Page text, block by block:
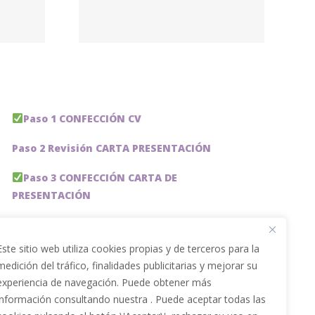
sitio web utiliza cookies propias y de terceros para la
del tráfico, finalidades publicitarias y mejorar su
de navegación. Puede obtener más
consultando nuestra . Puede aceptar todas las
Paso 1 CONFECCIÓN CV
Paso 2 Revisión CARTA PRESENTACIÓN
Paso 3 CONFECCIÓN CARTA DE
PRESENTACIÓN
Paso 5 OPTIMIZACIÓN PERFIL LINKEDIN
PACKS DE AHORRO